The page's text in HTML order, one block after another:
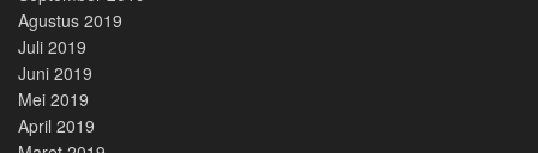
Agustus 2019
Juli 2019
Juni 2019
Mei 2019
April 2019